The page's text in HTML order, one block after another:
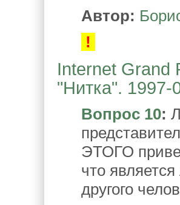
Автор:
!
Internet Grand
"Нитка". 1997-
Вопрос 10:
ЭТОГО
что
другого